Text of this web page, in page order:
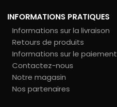
INFORMATIONS PRATIQUES
Informations sur la livraison
Retours de produits
Informations sur le paiement
Contactez-nous
Notre magasin
Nos partenaires